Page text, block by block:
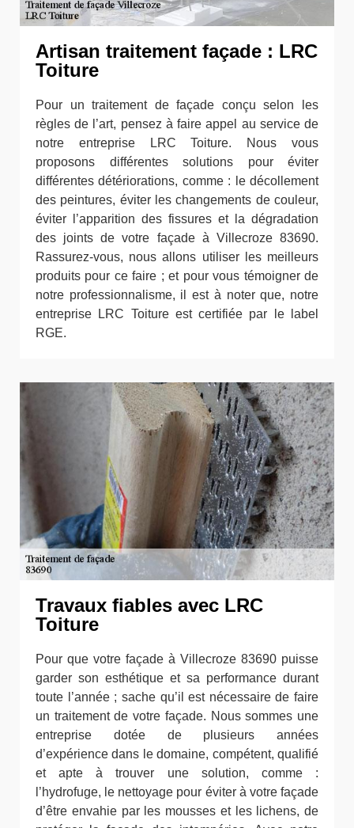
Artisan traitement façade : LRC
Toiture
Pour un traitement de façade conçu selon les
règles de l’art, pensez à faire appel au service de
notre entreprise LRC Toiture. Nous vous
proposons différentes solutions pour éviter
différentes détériorations, comme : le décollement
des peintures, éviter les changements de couleur,
éviter l’apparition des fissures et la dégradation
des joints de votre façade à Villecroze 83690.
Rassurez-vous, nous allons utiliser les meilleurs
produits pour ce faire ; et pour vous témoigner de
notre professionnalisme, il est à noter que, notre
entreprise LRC Toiture est certifiée par le label
RGE.
Travaux fiables avec LRC
Toiture
Pour que votre façade à Villecroze 83690 puisse
garder son esthétique et sa performance durant
toute l’année ; sache qu’il est nécessaire de faire
un traitement de votre façade. Nous sommes une
entreprise dotée de plusieurs années
d’expérience dans le domaine, compétent, qualifié
et apte à trouver une solution, comme :
l’hydrofuge, le nettoyage pour éviter à votre façade
d’être envahie par les mousses et les lichens, de